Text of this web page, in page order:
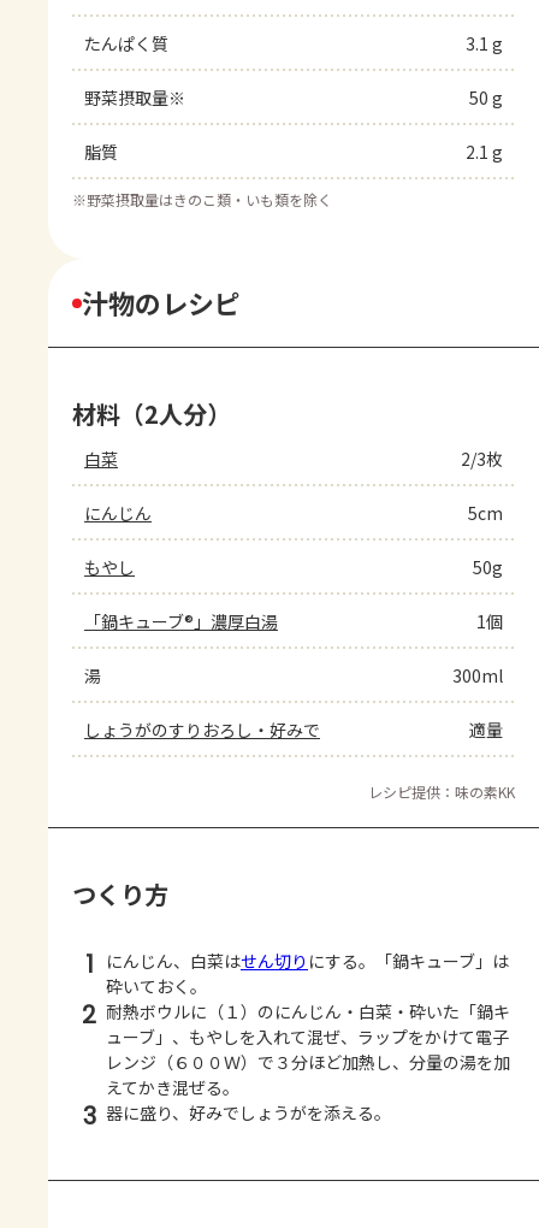
たんぱく質 3.1 g
野菜摂取量※ 50 g
脂質 2.1 g
※野菜摂取量はきのこ類・いも類を除く
汁物のレシピ
材料（2人分）
白菜 2/3枚
にんじん 5cm
もやし 50g
「鍋キューブ®」濃厚白湯 1個
湯 300ml
しょうがのすりおろし・好みで 適量
レシピ提供：味の素KK
つくり方
1 にんじん、白菜はせん切り にする。「鍋キューブ」は
砕いておく。
2 耐熱ボウルに（１）のにんじん・白菜・砕いた「鍋キ
ューブ」、もやしを入れて混ぜ、ラップをかけて電子
レンジ（６００Ｗ）で３分ほど加熱し、分量の湯を加
えてかき混ぜる。
3 器に盛り、好みでしょうがを添える。